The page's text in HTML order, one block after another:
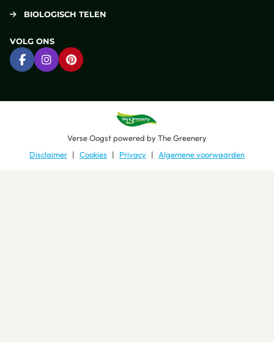
BIOLOGISCH TELEN
VOLG ONS
Ga naar Facebook
Ga naar Instagram
Ga naar Pinterest
Verse Oogstpowered byThe Greenery
Disclaimer
Cookies Privacy Algemene voorwaarden